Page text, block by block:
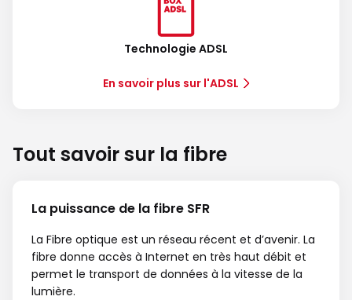
Technologie ADSL
En savoir plus sur l'ADSL
Tout savoir sur la fibre
La puissance de la fibre SFR
La Fibre optique est un réseau récent et d’avenir. La
fibre donne accès à Internet en très haut débit et
permet le transport de données à la vitesse de la
lumière.